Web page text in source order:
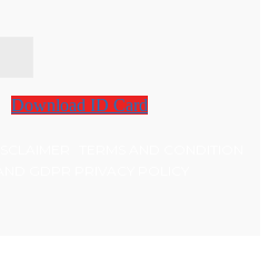
Download ID Card